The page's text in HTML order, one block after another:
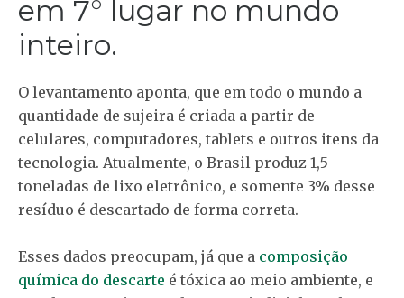
em 7° lugar no mundo
inteiro.
O levantamento aponta, que em todo o mundo a
quantidade de sujeira é criada a partir de
celulares, computadores, tablets e outros itens da
tecnologia. Atualmente, o Brasil produz 1,5
toneladas de lixo eletrônico, e somente 3% desse
resíduo é descartado de forma correta.
Esses dados preocupam, já que a composição
química do descarte é tóxica ao meio ambiente, e